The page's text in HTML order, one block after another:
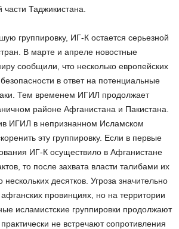
Таджикистана.
группировку, ИГ-К остается серьезной
В марте и апреле новостные
сообщили, что несколько европейских
в ответ на потенциальные
Тем временем ИГИЛ продолжает
районе Афганистана и Пакистана.
ИГИЛ в непризнанном Исламском
эту группировку. Если в первые
ИГ-К осуществило в Афганистане
то после захвата власти талибами их
нескольких десятков. Угроза значительно
провинциях, но на территории
исламистские группировки продолжают
не встречают сопротивления